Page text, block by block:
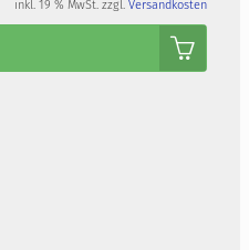
inkl. 19 % MwSt. zzgl. Versandkosten